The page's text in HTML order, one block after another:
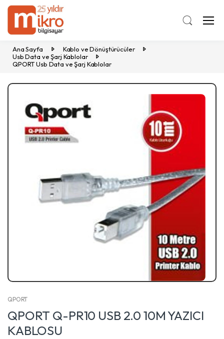
Ana Sayfa
Kablo ve Dönüştürücüler
Usb Data ve Şarj Kablolar
QPORT Usb Data ve Şarj Kablolar
QPORT
QPORT Q-PR10 USB 2.0 10M YAZICI
KABLOSU